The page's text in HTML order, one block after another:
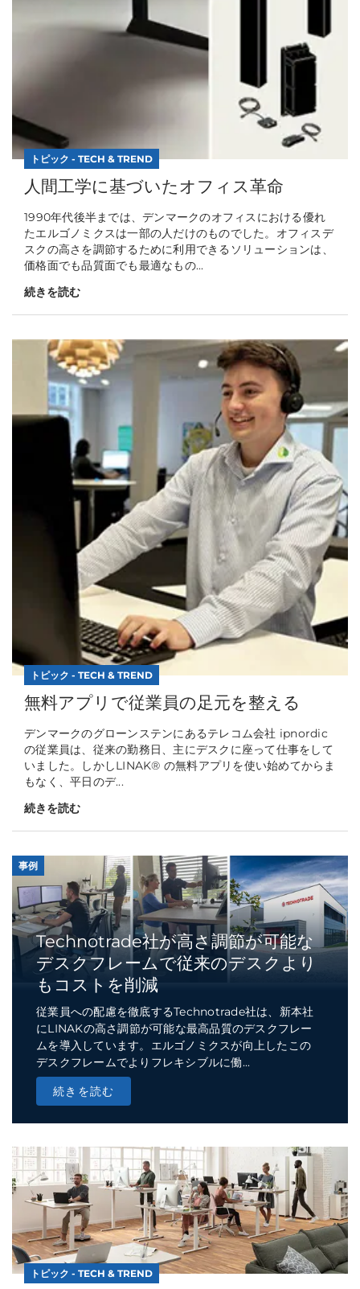
トピック - TECH & TREND
人間工学に基づいたオフィス革命
1990年代後半までは、デンマークのオフィスにおける優れ
たエルゴノミクスは一部の人だけのものでした。オフィスデ
スクの高さを調節するために利用できるソリューションは、
価格面でも品質面でも最適なもの...
続きを読む
トピック - TECH & TREND
無料アプリで従業員の足元を整える
デンマークのグローンステンにあるテレコム会社 ipnordic
の従業員は、従来の勤務日、主にデスクに座って仕事をして
いました。しかしLINAK® の無料アプリを使い始めてからま
もなく、平日のデ...
続きを読む
事例
Technotrade社が高さ調節が可能な
デスクフレームで従来のデスクより
もコストを削減
従業員への配慮を徹底するTechnotrade社は、新本社
にLINAKの高さ調節が可能な最高品質のデスクフレー
ムを導入しています。エルゴノミクスが向上したこの
デスクフレームでよりフレキシブルに働...
続きを読む
トピック - TECH & TREND